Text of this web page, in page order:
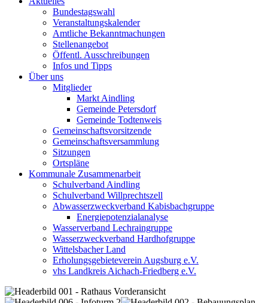
Bundestagswahl
Veranstaltungskalender
Amtliche Bekanntmachungen
Stellenangebot
Öffentl. Ausschreibungen
Infos und Tipps
Über uns
Mitglieder
Markt Aindling
Gemeinde Petersdorf
Gemeinde Todtenweis
Gemeinschaftsvorsitzende
Gemeinschaftsversammlung
Sitzungen
Ortspläne
Kommunale Zusammenarbeit
Schulverband Aindling
Schulverband Willprechtszell
Abwasserzweckverband Kabisbachgruppe
Energiepotenzialanalyse
Wasserverband Lechraingruppe
Wasserzweckverband Hardhofgruppe
Wittelsbacher Land
Erholungsgebieteverein Augsburg e.V.
vhs Landkreis Aichach-Friedberg e.V.